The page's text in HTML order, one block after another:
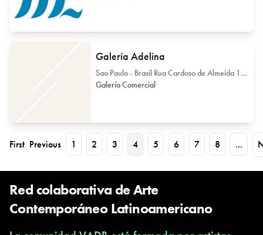
Galería Adelina
Sao Paulo - Brasil Rua Cardoso de Almeida 1285
Galería Comercial
First Previous 1 2 3 4 5 6 7 8 ...
Red colaborativa de Arte
Contemporáneo Latinoamericano